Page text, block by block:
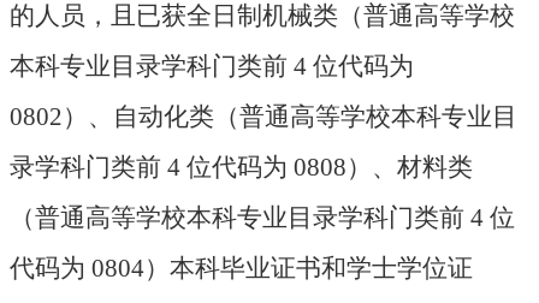
的人员，且已获全日制机械类（普通高等学校
本科专业目录学科门类前 4 位代码为
0802） 、自动化类（普通高等学校本科专业目
录学科门类前 4 位代码为 0808） 、材料类
（普通高等学校本科专业目录学科门类前 4 位
代码为 0804）本科毕业证书和学士学位证